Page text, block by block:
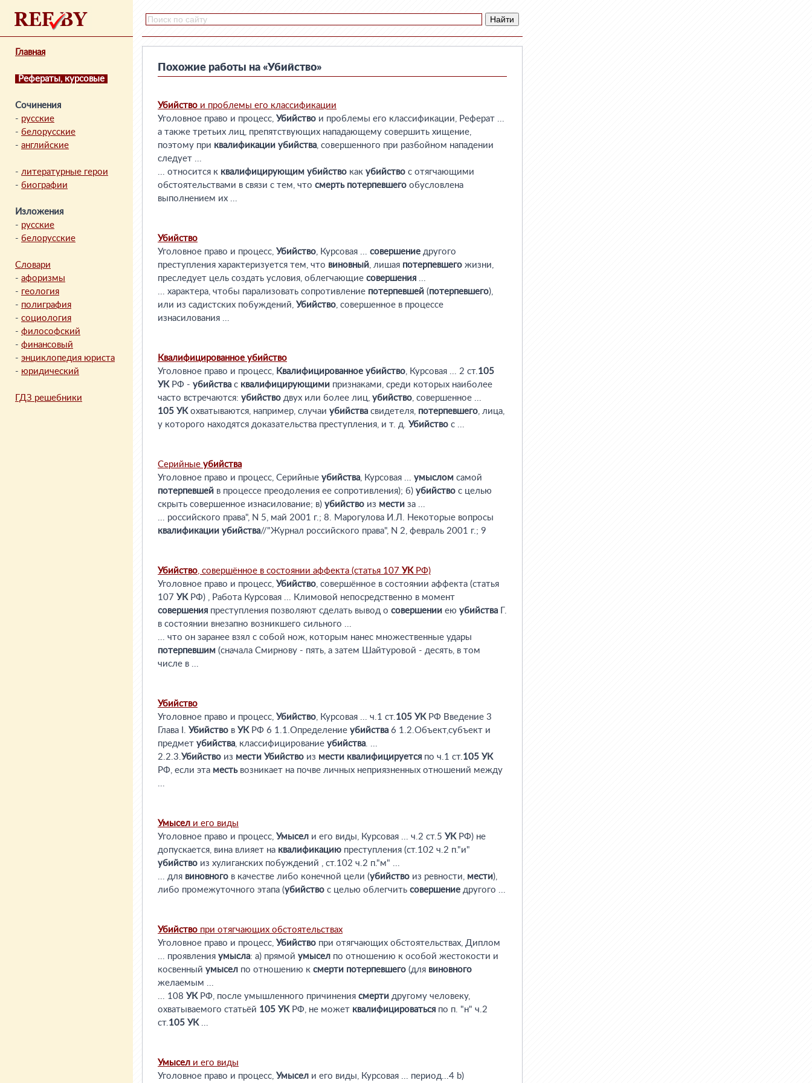
Главная
Рефераты, курсовые
Сочинения
- русские
- белорусские
- английские
- литературные герои
- биографии
Изложения
- русские
- белорусские
Словари
- афоризмы
- геология
- полиграфия
- социология
- философский
- финансовый
- энциклопедия юриста
- юридический
ГДЗ решебники
Похожие работы на «Убийство»
Убийство и проблемы его классификации
Уголовное право и процесс, Убийство и проблемы его классификации, Реферат ...
а также третьих лиц, препятствующих нападающему совершить хищение,
поэтому при квалификации убийства, совершенного при разбойном нападении
следует ...
... относится к квалифицирующим убийство как убийство с отягчающими
обстоятельствами в связи с тем, что смерть потерпевшего обусловлена
выполнением их ...
Убийство
Уголовное право и процесс, Убийство, Курсовая ... совершение другого
преступления характеризуется тем, что виновный, лишая потерпевшего жизни,
преследует цель создать условия, облегчающие совершения ...
... характера, чтобы парализовать сопротивление потерпевшей (потерпевшего),
или из садистских побуждений, Убийство, совершенное в процессе
изнасилования ...
Квалифицированное убийство
Уголовное право и процесс, Квалифицированное убийство, Курсовая ... 2 ст.105
УКРФ - убийства с квалифицирующими признаками, среди которых наиболее
часто встречаются: убийство двух или более лиц, убийство, совершенное ...
105 УКохватываются, например, случаи убийства свидетеля, потерпевшего, лица,
у которого находятся доказательства преступления, и т. д. Убийство с ...
Серийные убийства
Уголовное право и процесс, Серийные убийства, Курсовая ... умыслом самой
потерпевшей в процессе преодоления ее сопротивления); б) убийство с целью
скрыть совершенное изнасилование; в) убийство из мести за ...
... российского права", N 5, май 2001 г.; 8. Марогулова И.Л. Некоторые вопросы
квалификации убийства//"Журнал российского права", N 2, февраль 2001 г.; 9
Убийство, совершённое в состоянии аффекта (статья 107 УКРФ)
Уголовное право и процесс, Убийство, совершённое в состоянии аффекта (статья
107 УКРФ) , Работа Курсовая ... Климовой непосредственно в момент
совершения преступления позволяют сделать вывод о совершении ею убийства Г.
в состоянии внезапно возникшего сильного ...
... что он заранее взял с собой нож, которым нанес множественные удары
потерпевшим (сначала Смирнову - пять, а затем Шайтуровой - десять, в том
числе в ...
Убийство
Уголовное право и процесс, Убийство, Курсовая ... ч.1 ст.105 УКРФ Введение 3
Глава I. Убийство в УКРФ 6 1.1.Определение убийства 6 1.2.Объект,субъект и
предмет убийства, классифицирование убийства. ...
2.2.3.Убийство из мести Убийство из мести квалифицируется по ч.1 ст.105 УК
РФ, если эта местьвозникает на почве личных неприязненных отношений между
...
Умысел и его виды
Уголовное право и процесс, Умысел и его виды, Курсовая ... ч.2 ст.5 УКРФ) не
допускается, вина влияет на квалификацию преступления (ст.102 ч.2 п."и"
убийство из хулиганских побуждений , ст.102 ч.2 п."м" ...
... для виновного в качестве либо конечной цели (убийство из ревности, мести),
либо промежуточного этапа (убийство с целью облегчить совершение другого ...
Убийство при отягчающих обстоятельствах
Уголовное право и процесс, Убийство при отягчающих обстоятельствах, Диплом
... проявления умысла: а) прямой умысел по отношению к особой жестокости и
косвенный умысел по отношению к смерти потерпевшего (для виновного
желаемым ...
... 108 УКРФ, после умышленного причинения смерти другому человеку,
охватываемого статьёй 105 УКРФ, не может квалифицироваться по п. "н" ч.2
ст.105 УК...
Умысел и его виды
Уголовное право и процесс, Умысел и его виды, Курсовая ... период...4 b)